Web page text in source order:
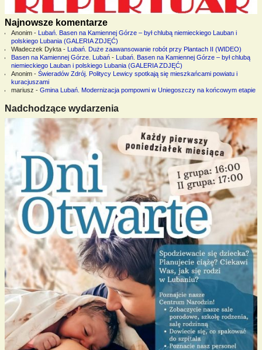
Najnowsze komentarze
Anonim-
Lubań. Basen na Kamiennej Górze – był chlubą niemieckiego Lauban i
polskiego Lubania (GALERIA ZDJĘĆ)
Władeczek Dykta-
Lubań. Duże zaawansowanie robót przy Plantach II (WIDEO)
Basen na Kamiennej Górze. Lubań-
Lubań. Basen na Kamiennej Górze – był chlubą
niemieckiego Lauban i polskiego Lubania (GALERIA ZDJĘĆ)
Anonim- Świeradów Zdrój. Politycy Lewicy spotkają się mieszkańcami powiatu i
kuracjuszami
mariusz - Gmina Lubań. Modernizacja pompowni w Uniegoszczy na końcowym etapie
Nadchodzące wydarzenia